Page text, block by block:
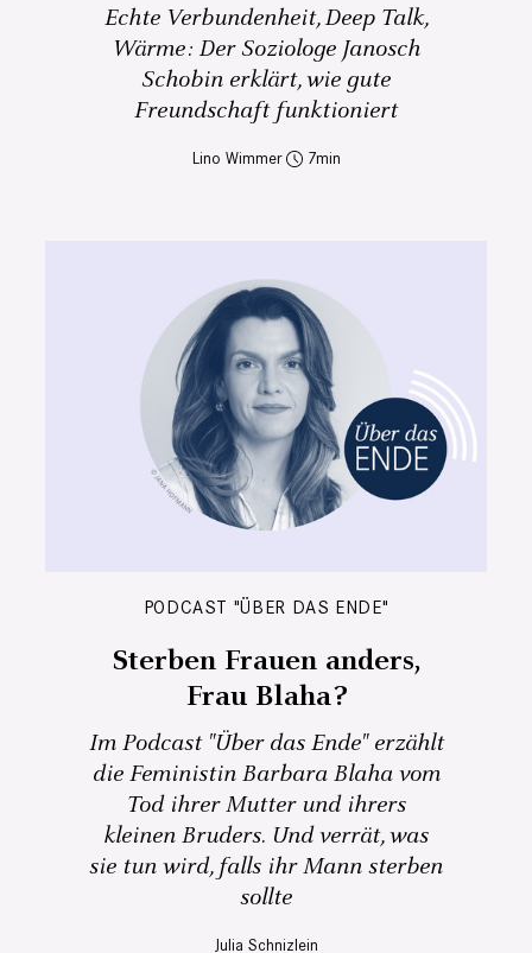
Echte Verbundenheit, Deep Talk,
Wärme: Der Soziologe Janosch
Schobin erklärt, wie gute
Freundschaft funktioniert
Lino Wimmer 7
PODCAST "ÜBER DAS ENDE"
Sterben Frauen anders,
Frau Blaha?
Im Podcast "Über das Ende" erzählt
die Feministin Barbara Blaha vom
Tod ihrer Mutter und ihrers
kleinen Bruders. Und verrät, was
sie tun wird, falls ihr Mann sterben
sollte
Julia Schnizlein